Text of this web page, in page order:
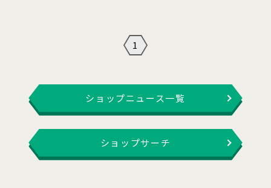
1
ショップニュース一覧
ショップサーチ